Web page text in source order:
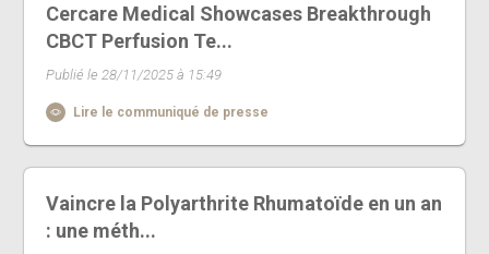
Cercare Medical Showcases Breakthrough
CBCT Perfusion Te...
Publié le 28/11/2025 à 15:49
Lire le communiqué de presse
Vaincre la Polyarthrite Rhumatoïde en un an
: une méth...